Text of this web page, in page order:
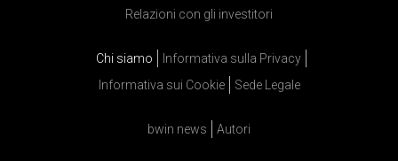
Relazioni con gli investitori
Chi siamo
Informativa sulla Privacy
Informativa sui Cookie
Sede Legale
bwin news Autori